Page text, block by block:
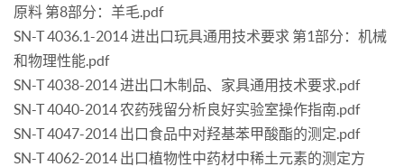
原料 第8部分：羊毛.pdf
SN-T 4036.1-2014 进出口玩具通用技术要求 第1部分：机械
和物理性能.pdf
SN-T 4038-2014 进出口木制品、家具通用技术要求.pdf
SN-T 4040-2014 农药残留分析良好实验室操作指南.pdf
SN-T 4047-2014 出口食品中对羟基苯甲酸酯的测定.pdf
SN-T 4062-2014 出口植物性中药材中稀土元素的测定方